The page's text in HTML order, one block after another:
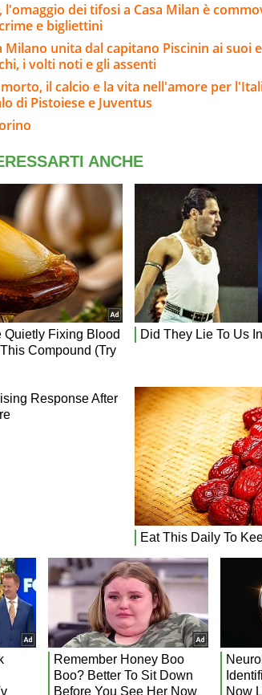
l'omaggio dei tifosi a Casa Milan è
e bigliettini
Milano unita dal capitano Piscinin ai suoi
i volti noti e gli assenti
il calcio e la vita nell'amore per
di Pistoiese e Juventus